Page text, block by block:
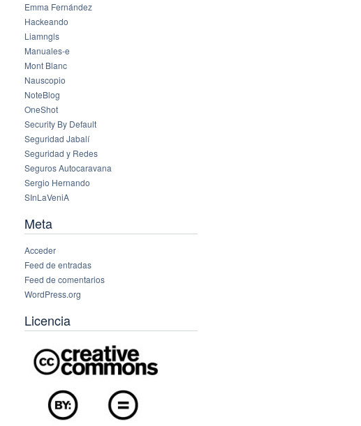
Emma Fernández
Hackeando
Liamngls
Manuales-e
Mont Blanc
Nauscopio
NoteBlog
OneShot
Security By Default
Seguridad Jabalí
Seguridad y Redes
Seguros Autocaravana
Sergio Hernando
SInLaVeniA
Meta
Acceder
Feed de entradas
Feed de comentarios
WordPress.org
Licencia